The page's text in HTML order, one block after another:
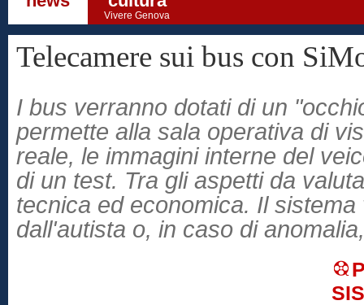
Vivere Genova
Telecamere sui bus con
I bus verranno dotati di un
permette alla sala operativa di
reale, le immagini interne del
di un test. Tra gli aspetti da
tecnica ed economica. Il
dall'autista o, in caso di